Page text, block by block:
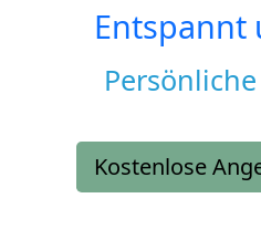
Entspannt
Kostenlose